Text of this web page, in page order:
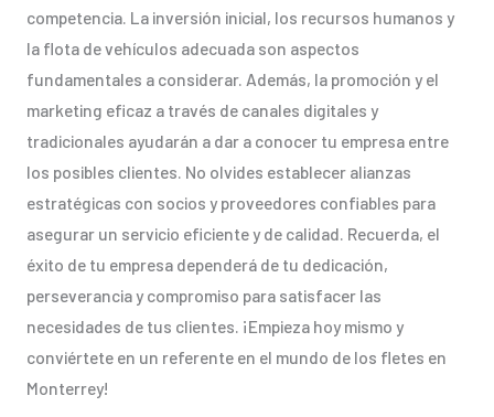
competencia. La inversión inicial, los recursos humanos y
la flota de vehículos adecuada son aspectos
fundamentales a considerar. Además, la promoción y el
marketing eficaz a través de canales digitales y
tradicionales ayudarán a dar a conocer tu empresa entre
los posibles clientes. No olvides establecer alianzas
estratégicas con socios y proveedores confiables para
asegurar un servicio eficiente y de calidad. Recuerda, el
éxito de tu empresa dependerá de tu dedicación,
perseverancia y compromiso para satisfacer las
necesidades de tus clientes. ¡Empieza hoy mismo y
conviértete en un referente en el mundo de los fletes en
Monterrey!